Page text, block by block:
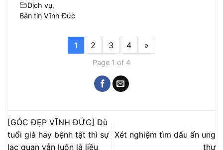
Dịch vụ,
Bản tin Vĩnh Đức
1 2 3 4 »
Page 1 of 4
[GÓC ĐẸP VĨNH ĐỨC] Dù
tuổi già hay bệnh tật thì sự
lạc quan vẫn luôn là liều
Xét nghiệm tìm dấu ấn ung
thư